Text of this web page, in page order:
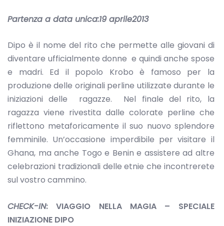
Partenza a data unica:19 aprile2013
Dipo è il nome del rito che permette alle giovani di
diventare ufficialmente donne e quindi anche spose
e madri. Ed il popolo Krobo è famoso per la
produzione delle originali perline utilizzate durante le
iniziazioni delle ragazze. Nel finale del rito, la
ragazza viene rivestita dalle colorate perline che
riflettono metaforicamente il suo nuovo splendore
femminile. Un’occasione imperdibile per visitare il
Ghana, ma anche Togo e Benin e assistere ad altre
celebrazioni tradizionali delle etnie che incontrerete
sul vostro cammino.
CHECK-IN: VIAGGIO NELLA MAGIA – SPECIALE
INIZIAZIONE DIPO